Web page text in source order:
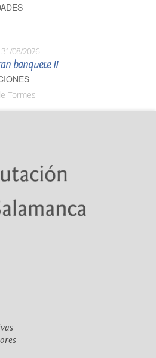
31/08/2026
banquete II
Tormes